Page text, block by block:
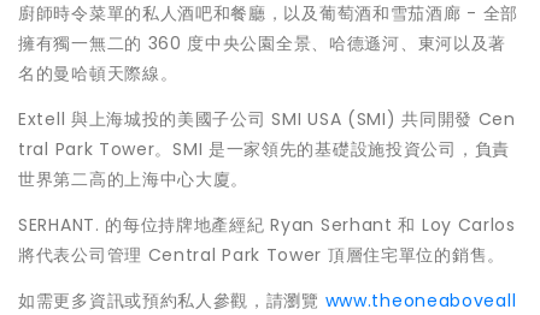
廚師時令菜單的私人酒吧和餐廳，以及葡萄酒和雪茄酒廊 - 全部
擁有獨一無二的 360 度中央公園全景、哈德遜河、東河以及著
名的曼哈頓天際線。
Extell 與上海城投的美國子公司 SMIUSA (SMI) 共同開發 Cen
tral Park Tower。SMI 是一家領先的基礎設施投資公司，負責
世界第二高的上海中心大廈。
SERHANT. 的每位持牌地產經紀Ryan Serhant 和 Loy Carlos
將代表公司管理 Central Park Tower 頂層住宅單位的銷售。
如需更多資訊或預約私人參觀，請瀏覽 www.theoneaboveall